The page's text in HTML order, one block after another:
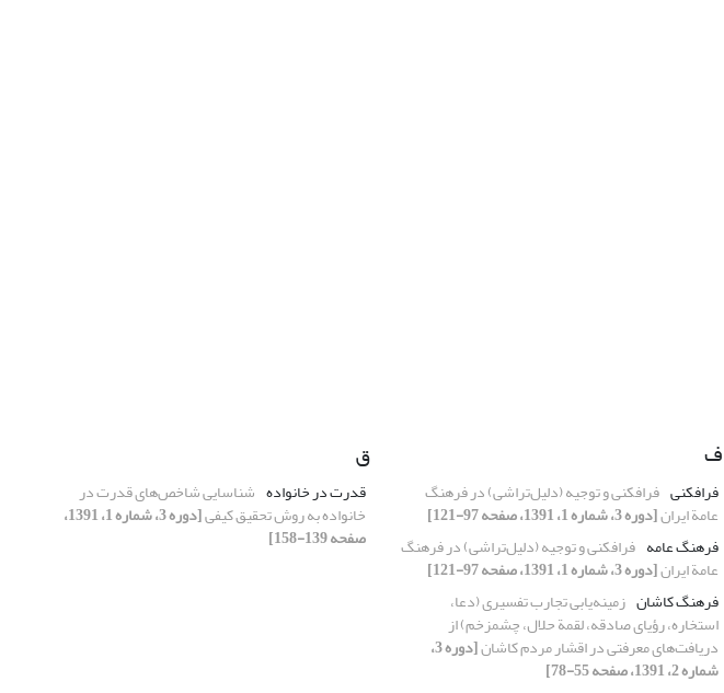
ف
فرافکنی فرافکنی و توجیه (دلیل‌تراشی) در فرهنگ
عامة ایران[دوره 3، شماره 1، 1391، صفحه 97-121]
فرهنگ عامه فرافکنی و توجیه (دلیل‌تراشی) در فرهنگ
عامة ایران[دوره 3، شماره 1، 1391، صفحه 97-121]
فرهنگ کاشان زمینه‌یابی تجارب تفسیری (دعا،
استخاره، رؤیای صادقه، لقمة حلال، چشم‏زخم) از
دریافت‌های معرفتی در اقشار مردم کاشان [دوره 3،
شماره 2، 1391، صفحه 55-78]
ق
قدرت در خانواده شناسایی شاخص‌های قدرت در
خانواده‌ به روش تحقیق کیفی [دوره 3، شماره 1، 1391،
صفحه 139-158]